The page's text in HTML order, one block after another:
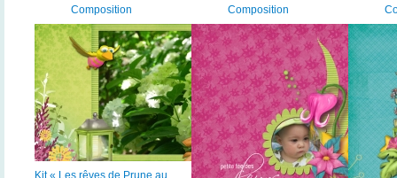
Composition
Composition
Kit « Les rêves de Prune au